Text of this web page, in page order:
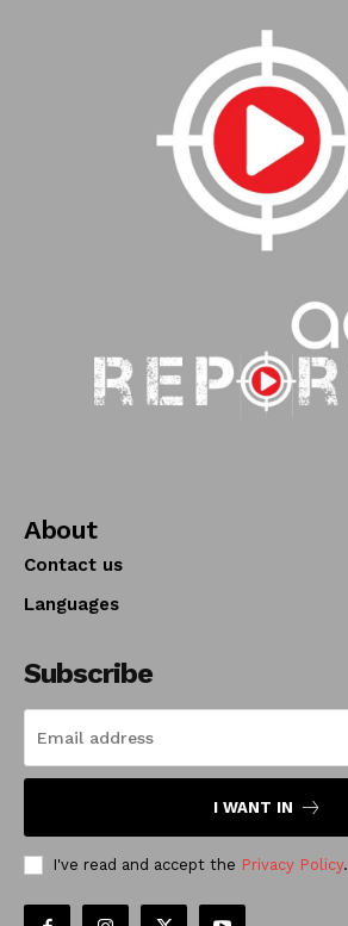
About
Contact us
Languages
Subscribe
I WANT IN
I've read and accept the Privacy Policy.